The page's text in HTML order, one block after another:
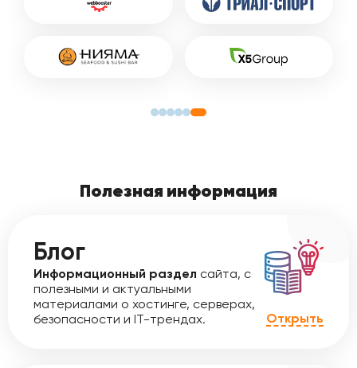
Полезная информация
Блог
Информационный раздел сайта, с
полезными и актуальными
материалами о хостинге, серверах,
безопасности и IT-трендах.
Открыть